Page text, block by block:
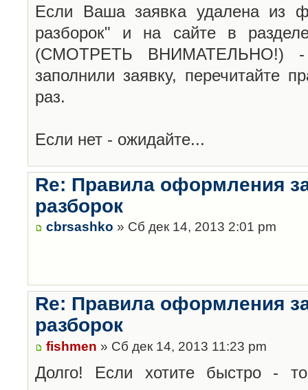
Если Ваша заявка удалена из
разборок" и на сайте в
(СМОТРЕТЬ ВНИМАТЕЛЬНО!)
заполнили заявку, перечитайте
раз.
Если нет - ожидайте...
Re: Правила оформления
разборок
cbrsashko » Сб дек 14, 2013 2:01 pm
Re: Правила оформления
разборок
fishmen » Сб дек 14, 2013 11:23 pm
Долго! Если хотите быстро -